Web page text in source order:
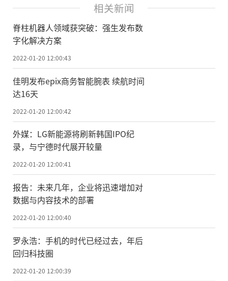
相关新闻
脊柱机器人领域获突破：强生发布数
字化解决方案
2022-01-20 12:00:43
佳明发布epix商务智能腕表 续航时间
达16天
2022-01-20 12:00:42
外媒：LG新能源将刷新韩国IPO纪
录，与宁德时代展开较量
2022-01-20 12:00:41
报告：未来几年，企业将迅速增加对
数据与内容技术的部署
2022-01-20 12:00:40
罗永浩：手机的时代已经过去，年后
回归科技圈
2022-01-20 12:00:39